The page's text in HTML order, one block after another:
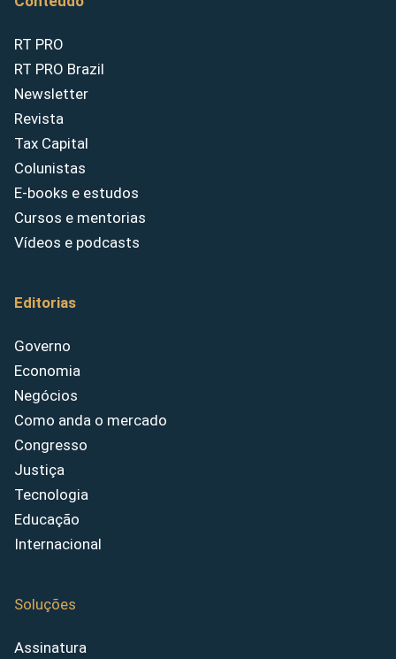
RT PRO
RT PRO Brazil
Newsletter
Revista
Tax Capital
Colunistas
E-books e estudos
Cursos e mentorias
Vídeos e podcasts
Editorias
Governo
Economia
Negócios
Como anda o mercado
Congresso
Justiça
Tecnologia
Educação
Internacional
Soluções
Assinatura